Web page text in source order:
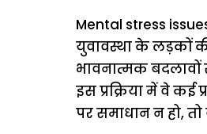
Mental stress
युवावस्था के लड़कों
भावनात्मक
इस प्रक्रिया में वे
पर समाधान न हो,